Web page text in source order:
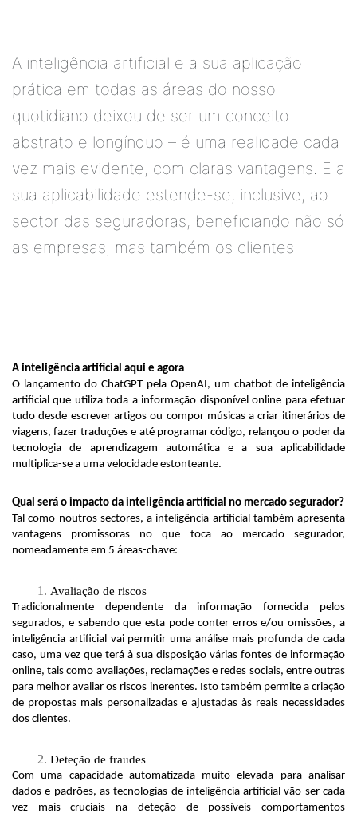
A inteligência artificial e a sua aplicação
prática em todas as áreas do nosso
quotidiano deixou de ser um conceito
abstrato e longínquo – é uma realidade cada
vez mais evidente, com claras vantagens. E a
sua aplicabilidade estende-se, inclusive, ao
sector das seguradoras, beneficiando não só
as empresas, mas também os clientes.
A inteligência artificial aqui e agora
O lançamento do ChatGPT pela OpenAI, um chatbot de inteligência
artificial que utiliza toda a informação disponível online para efetuar
tudo desde escrever artigos ou compor músicas a criar itinerários de
viagens, fazer traduções e até programar código, relançou o poder da
tecnologia de aprendizagem automática e a sua aplicabilidade
multiplica-se a uma velocidade estonteante.
Qual será o impacto da inteligência artificial no mercado segurador?
Tal como noutros sectores, a inteligência artificial também apresenta
vantagens promissoras no que toca ao mercado segurador,
nomeadamente em 5 áreas-chave:
Avaliação de riscos
Tradicionalmente dependente da informação fornecida pelos
segurados, e sabendo que esta pode conter erros e/ou omissões, a
inteligência artificial vai permitir uma análise mais profunda de cada
caso, uma vez que terá à sua disposição várias fontes de informação
online, tais como avaliações, reclamações e redes sociais, entre outras
para melhor avaliar os riscos inerentes. Isto também permite a criação
de propostas mais personalizadas e ajustadas às reais necessidades
dos clientes.
Deteção de fraudes
Com uma capacidade automatizada muito elevada para analisar
dados e padrões, as tecnologias de inteligência artificial vão ser cada
vez mais cruciais na deteção de possíveis comportamentos